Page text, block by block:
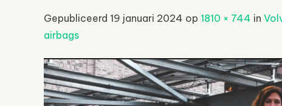
Gepubliceerd 19 januari 2024 op 1810 × 744 in
airbags